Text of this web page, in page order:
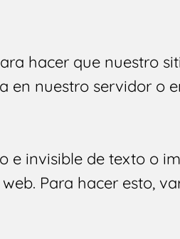
hacer que nuestro
en nuestro servidor o
e invisible de texto o
Para hacer esto,